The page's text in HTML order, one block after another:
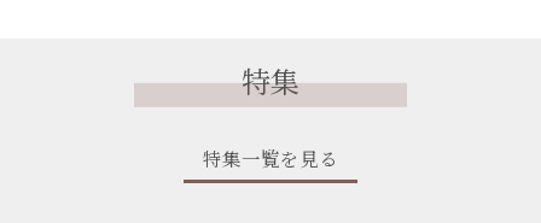
特集
特集一覧を見る